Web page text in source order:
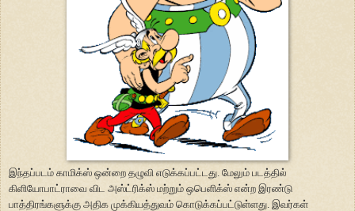
இந்தப்படம் காமிக்ஸ் ஒன்றை தழுவி எடுக்கப்பட்டது. மேலும் படத்தில்
கிளியோபாட்ராவை விட அஸ்ட்ரிக்ஸ் மற்றும் ஒபெளிக்ஸ் என்ற இரண்டு
பாத்திரங்களுக்கு அதிக முக்கியத்துவம் கொடுக்கப்பட்டுள்ளது. இவர்கள்